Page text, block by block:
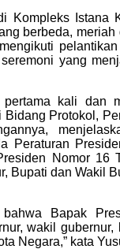
Kompleks Istana
berbeda,
yang
kali dan
Protokol,
Peraturan
Nomor 16
Bupati dan Wakil
Bapak
wakil
Negara,” kata